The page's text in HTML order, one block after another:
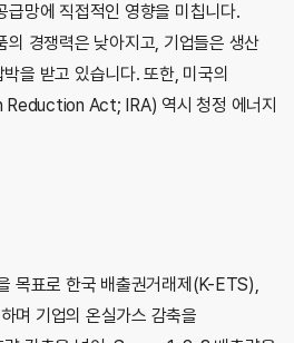
급망에 직접적인 영향을 미칩니다.
의 경쟁력은 낮아지고, 기업들은 생산
을 받고 있습니다. 또한, 미국의
Act; IRA) 역시 청정 에너지
목표로 한국 배출권거래제(K-ETS),
며 기업의 온실가스 감축을